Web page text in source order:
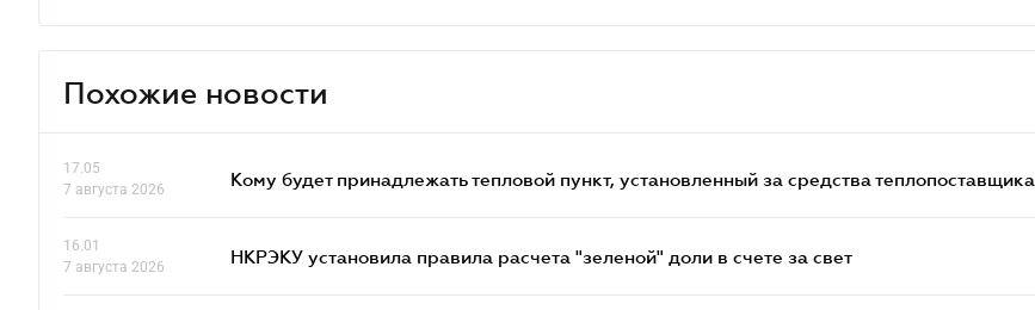
Похожие новости
17.05
7 августа 2026
Кому будет принадлежать тепловой пункт, установленный за средства теплопоставщика
16.01
7 августа 2026
НКРЭКУ установила правила расчета "зеленой" доли в счете за свет